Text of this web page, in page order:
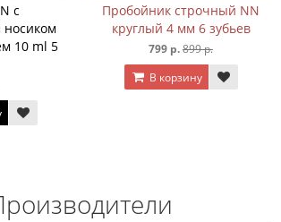
с
носиком
10 ml 5
Пробойник строчный NN
круглый 4 мм 6 зубьев
799 р.899 р.
В корзину